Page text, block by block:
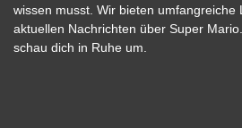
wissen musst. Wir bieten umfangreiche
aktuellen Nachrichten über Super
schau dich in Ruhe um.